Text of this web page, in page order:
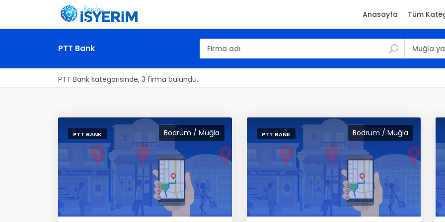
Anasayfa Tüm
PTT Bank
PTT Bank kategorisinde, 3 firma bulundu.
Bodrum / Muğla
PTT BANK Bodrum / Muğla
PTT BANK